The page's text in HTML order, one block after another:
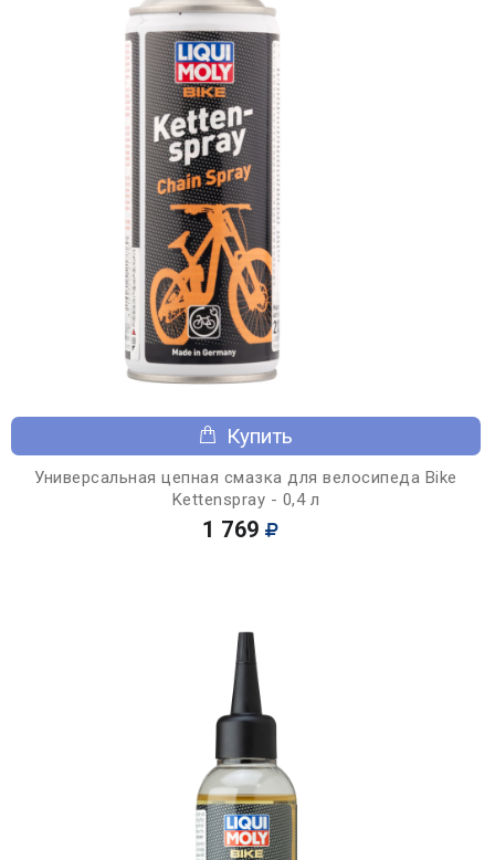
Купить
Универсальная цепная смазка для велосипеда Bike
Kettenspray - 0,4 л
1 769